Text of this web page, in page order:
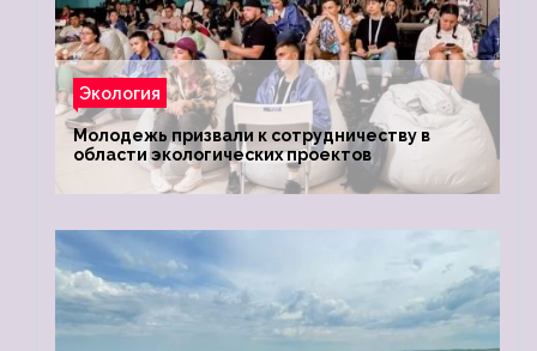
Экология
Молодежь призвали к сотрудничеству в
области экологических проектов